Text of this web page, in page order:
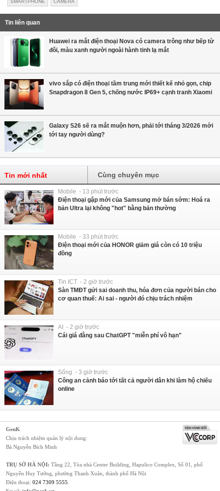
SMARTPHONE CAMERA
Tin liên quan
Huawei ra mắt điện thoại Nova có camera trông như bếp từ
đôi, màu xanh người ngoài hành tinh lạ mắt
vivo sắp có điện thoại tầm trung mới thiết kế nhỏ gọn, chip
Snapdragon 8 Gen 5, chống nước IP69+ cạnh tranh Xiaomi
Galaxy S26 sẽ ra mắt muộn hơn, phải tới tháng 3/2026 mới
tới tay người dùng?
Tin mới nhất Cùng chuyên mục
Mobile - 13 phút trước
Điện thoại gập mới của Samsung mở bán sớm: Hoá ra
bản Ultra lại không "hot" bằng bản thường
Mobile - 33 phút trước
Điện thoại mới của HONOR giảm giá còn có 10 triệu
đồng
Tin ICT - 2 giờ trước
Sàn TMĐT gửi sai doanh thu, hóa đơn của người bán cho
cơ quan thuế: Ai sai - người đó chịu trách nhiệm
AI - 2 giờ trước
Cái giá đằng sau ChatGPT "miễn phí vô hạn"
Sống - 3 giờ trước
Công an cảnh báo tới tất cả người dân khi làm hộ chiếu
online
GenK
Chịu trách nhiệm quản lý nội dung:
Bà Nguyễn Bích Minh
TRỤ SỞ HÀ NỘI: Tầng 22, Tòa nhà Center Building, Hapulico Complex, Số 01, phố
Nguyễn Huy Tưởng, phường Thanh Xuân, thành phố Hà Nội
Điện thoại: 024 7309 5555